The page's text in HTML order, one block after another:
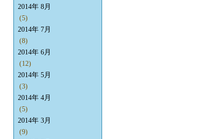
2014年 8月
(5)
2014年 7月
(8)
2014年 6月
(12)
2014年 5月
(3)
2014年 4月
(5)
2014年 3月
(9)